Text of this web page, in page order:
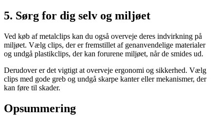
5. Sørg for dig selv og miljøet
Ved køb af metalclips kan du også overveje deres indvirkning på
miljøet. Vælg clips, der er fremstillet af genanvendelige materialer
og undgå plastikclips, der kan forurene miljøet, når de smides ud.
Derudover er det vigtigt at overveje ergonomi og sikkerhed. Vælg
clips med gode greb og undgå skarpe kanter eller mekanismer, der
kan føre til skader.
Opsummering